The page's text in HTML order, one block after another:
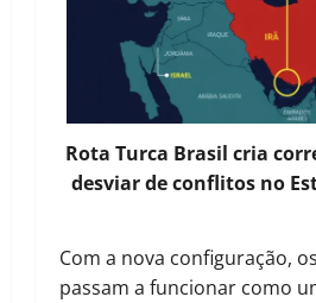
Rota Turca Brasil cria
desviar de conflitos no
Com a nova configuração,
passam a funcionar como